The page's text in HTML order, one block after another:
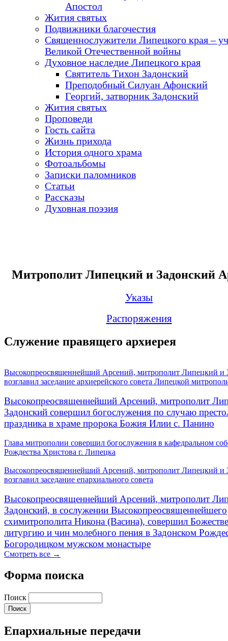
Апостол
Жития святых
Подвижники благочестия
Священнослужители Липецкого края –
Великой Отечественной войны
Духовное наследие Липецкого края
Святитель Тихон Задонский
Преподобный Силуан Афонский
Георгий, затворник Задонский
Жития святых
Проповеди
Гость сайта
Жизнь прихода
История одного храма
Фотоальбомы
Записки паломников
Статьи
Рассказы
Духовная поэзия
Митрополит Липецкий и Задонский
Указы
Распоряжения
Служение правящего архиерея
Высокопреосвященнейший Арсений, митрополит Липецкий и
возглавил заседание архиерейского совета Липецкой
Высокопреосвященнейший Арсений, митрополит
Задонский совершил богослужения по случаю
праздника в храме пророка Божия Илии с. Панино
Глава митрополии совершил богослужения в кафедральном
Рождества Христова г. Липецка
Высокопреосвященнейший Арсений, митрополит Липецкий и
возглавил заседание епархиального совета
Высокопреосвященнейший Арсений, митрополит
Задонский, в сослужении Высокопреосвященнейшего
схимитрополита Никона (Васина), совершил
литургию и чин молебного пения в Задонском
Богородицком мужском монастыре
Смотреть все →
Форма поиска
Поиск
Епархиальные передачи